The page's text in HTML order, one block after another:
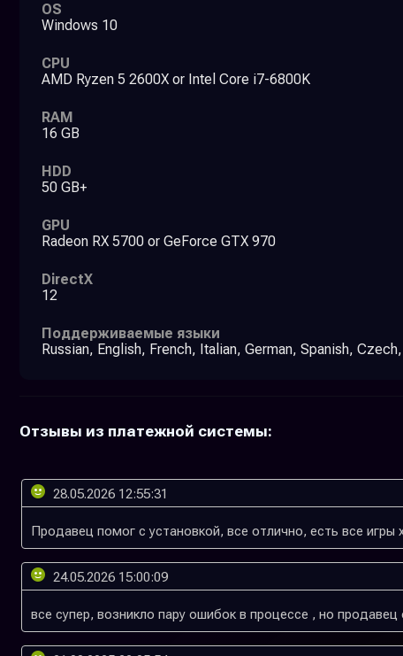
OS
Windows 10
CPU
AMD Ryzen 5 2600X or Intel Core i7-6800K
RAM
16 GB
HDD
50 GB+
GPU
Radeon RX 5700 or GeForce GTX 970
DirectX
12
Поддерживаемые языки
Russian, English, French, Italian, German, Spanish,
Отзывы из платежной системы:
28.05.2026 12:55:31
24.05.2026 15:00:09